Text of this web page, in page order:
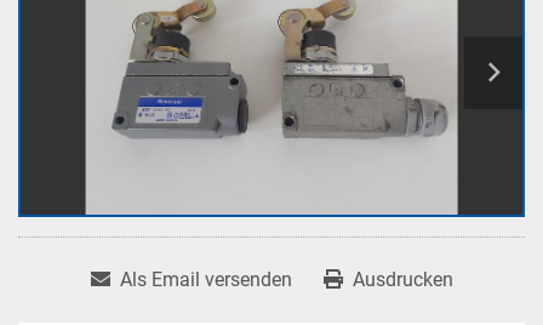
Als Email versenden Ausdrucken